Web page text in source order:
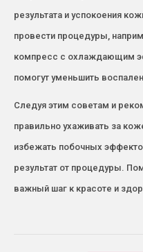
результата и успокоения
провести процедуры,
компресс с охлаждающим
помогут уменьшить
Следуя этим советам и
правильно ухаживать за
избежать побочных
результат от процедуры.
важный шаг к красоте и